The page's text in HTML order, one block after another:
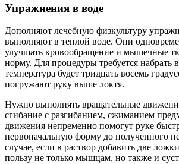
Упражнения в воде
Дополняют лечебную физкультуру
выполняют в теплой воде. Они
улучшать кровообращение и мышечные
норму. Для процедуры требуется набрать
температура будет тридцать восемь
погружают руку выше локтя.
Нужно выполнять вращательные
сгибание с разгибанием, сжиманием
движения непременно помогут руке
первоначальную форму до полученного
случае, если в раствор добавить две
пользу не только мышцам, но также и